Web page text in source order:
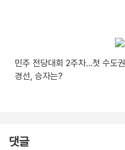
민주 전당대회 2주차…첫 수도권
경선, 승자는?
댓글